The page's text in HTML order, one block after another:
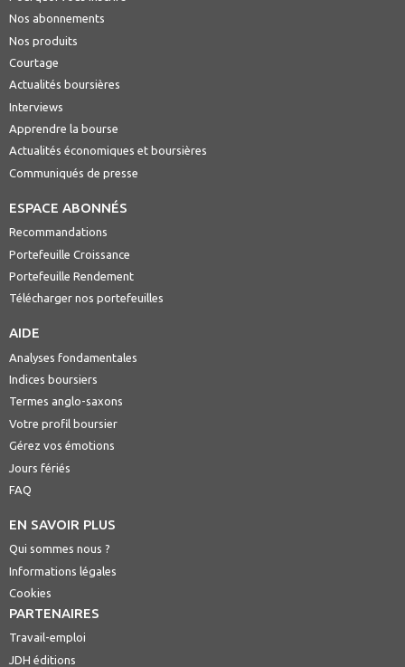
Nos abonnements
Nos produits
Courtage
Actualités boursières
Interviews
Apprendre la bourse
Actualités économiques et boursières
Communiqués de presse
ESPACE ABONNÉS
Recommandations
Portefeuille Croissance
Portefeuille Rendement
Télécharger nos portefeuilles
AIDE
Analyses fondamentales
Indices boursiers
Termes anglo-saxons
Votre profil boursier
Gérez vos émotions
Jours fériés
FAQ
EN SAVOIR PLUS
Qui sommes nous ?
Informations légales
Cookies
PARTENAIRES
Travail-emploi
JDH éditions